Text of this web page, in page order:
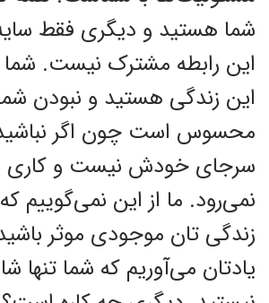
شما هستید و دیگری فقط
این رابطه مشترک نیست. شما
این زندگی هستید و نبودن
محسوس است چون اگر
سرجای خودش نیست و
نمی‌رود. ما از این نمی‌گوییم
زندگی تان موجودی موثر
یادتان می‌آوریم که شما تنها